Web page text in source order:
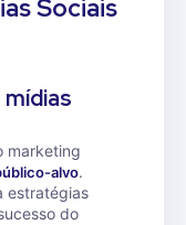
Sociais
marketing
alvo.
estratégias
do